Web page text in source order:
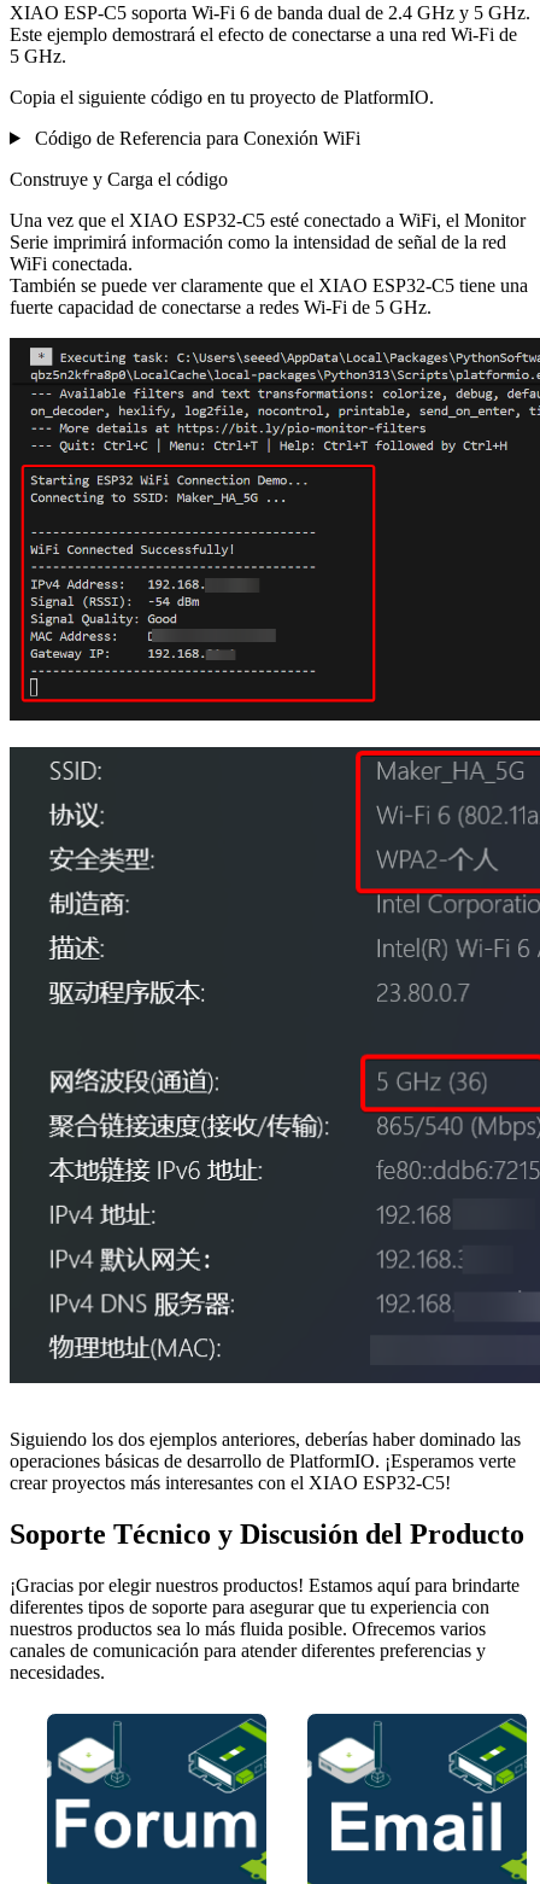
XIAO ESP-C5 soporta Wi-Fi 6 de banda dual de 2.4 GHz y 5 GHz.
Este ejemplo demostrará el efecto de conectarse a una red Wi-Fi de
5 GHz.
Copia el siguiente código en tu proyecto de PlatformIO.
Código de Referencia para Conexión WiFi
Construye y Carga el código
Una vez que el XIAO ESP32-C5 esté conectado a WiFi, el Monitor
Serie imprimirá información como la intensidad de señal de la red
WiFi conectada.
También se puede ver claramente que el XIAO ESP32-C5 tiene una
fuerte capacidad de conectarse a redes Wi-Fi de 5 GHz.
Siguiendo los dos ejemplos anteriores, deberías haber dominado las
operaciones básicas de desarrollo de PlatformIO. ¡Esperamos verte
crear proyectos más interesantes con el XIAO ESP32-C5!
Soporte Técnico y Discusión del Producto
¡Gracias por elegir nuestros productos! Estamos aquí para brindarte
diferentes tipos de soporte para asegurar que tu experiencia con
nuestros productos sea lo más fluida posible. Ofrecemos varios
canales de comunicación para atender diferentes preferencias y
necesidades.